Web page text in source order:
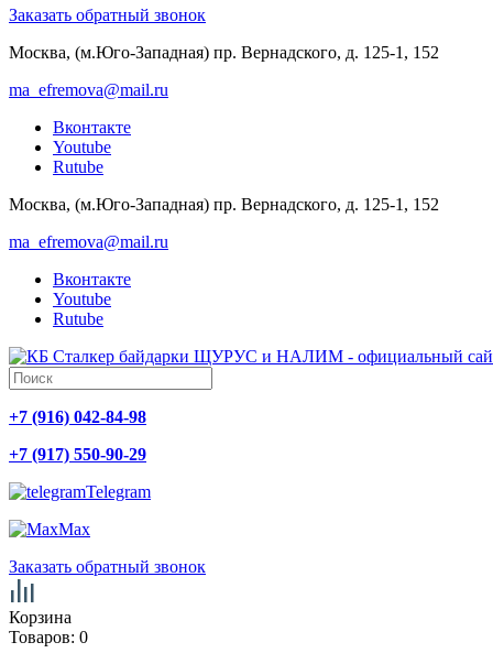
Заказать обратный звонок
Москва, (м.Юго-Западная) пр. Вернадского, д. 125-1, 152
ma_efremova@mail.ru
Вконтакте
Youtube
Rutube
Москва, (м.Юго-Западная) пр. Вернадского, д. 125-1, 152
ma_efremova@mail.ru
Вконтакте
Youtube
Rutube
+7 (916) 042-84-98
+7 (917) 550-90-29
Telegram
Max
Заказать обратный звонок
Корзина
Товаров: 0